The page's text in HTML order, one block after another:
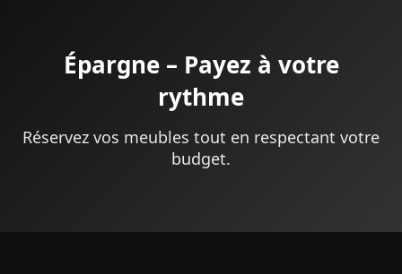
Épargne – Payez à votre
rythme
Réservez vos meubles tout en respectant votre
budget.